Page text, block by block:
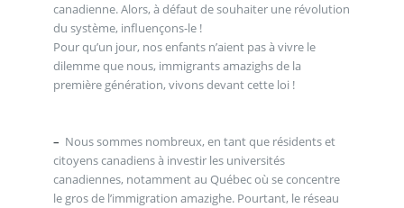
canadienne. Alors, à défaut de souhaiter une révolution
du système, influençons-le !
Pour qu’un jour, nos enfants n’aient pas à vivre le
dilemme que nous, immigrants amazighs de la
première génération, vivons devant cette loi !
– Nous sommes nombreux, en tant que résidents et
citoyens canadiens à investir les universités
canadiennes, notamment au Québec où se concentre
le gros de l’immigration amazighe. Pourtant, le réseau